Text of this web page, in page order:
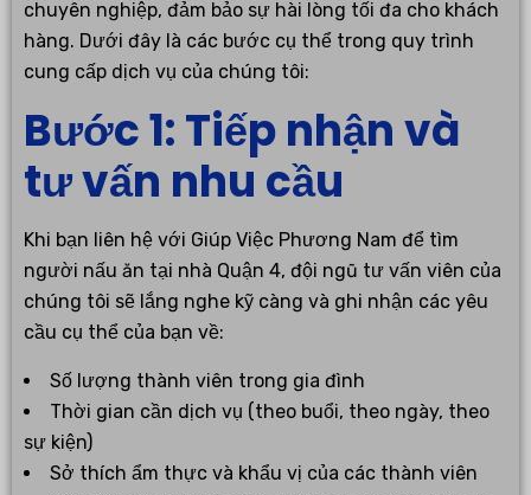
chuyên nghiệp, đảm bảo sự hài lòng tối đa cho khách
hàng. Dưới đây là các bước cụ thể trong quy trình
cung cấp dịch vụ của chúng tôi:
Bước 1: Tiếp nhận và
tư vấn nhu cầu
Khi bạn liên hệ với Giúp Việc Phương Nam để tìm
người nấu ăn tại nhà Quận 4, đội ngũ tư vấn viên của
chúng tôi sẽ lắng nghe kỹ càng và ghi nhận các yêu
cầu cụ thể của bạn về:
Số lượng thành viên trong gia đình
Thời gian cần dịch vụ (theo buổi, theo ngày, theo
sự kiện)
Sở thích ẩm thực và khẩu vị của các thành viên